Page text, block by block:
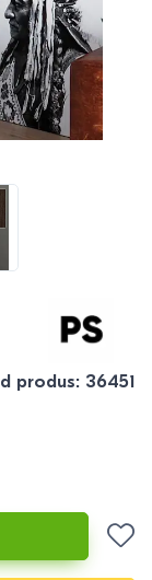
produs: 36451